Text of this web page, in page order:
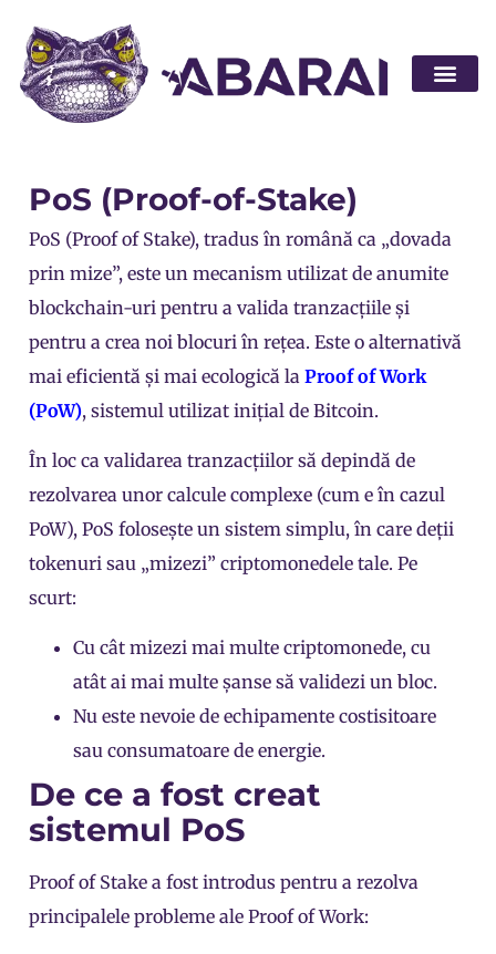
PoS (Proof-of-Stake)
PoS (Proof of Stake), tradus în română ca „dovada
prin mize”, este un mecanism utilizat de anumite
blockchain-uri pentru a valida tranzacțiile și
pentru a crea noi blocuri în rețea. Este o alternativă
mai eficientă și mai ecologică la Proof of Work
(PoW), sistemul utilizat inițial de Bitcoin.
În loc ca validarea tranzacțiilor să depindă de
rezolvarea unor calcule complexe (cum e în cazul
PoW), PoS folosește un sistem simplu, în care deții
tokenuri sau „mizezi” criptomonedele tale. Pe
scurt:
Cu cât mizezi mai multe criptomonede, cu
atât ai mai multe șanse să validezi un bloc.
Nu este nevoie de echipamente costisitoare
sau consumatoare de energie.
De ce a fost creat
sistemul PoS
Proof of Stake a fost introdus pentru a rezolva
principalele probleme ale Proof of Work: